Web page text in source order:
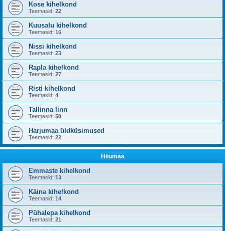
Kose kihelkond
Teemasid: 22
Kuusalu kihelkond
Teemasid: 16
Nissi kihelkond
Teemasid: 23
Rapla kihelkond
Teemasid: 27
Risti kihelkond
Teemasid: 4
Tallinna linn
Teemasid: 50
Harjumaa üldküsimused
Teemasid: 22
Hiiumaa
Emmaste kihelkond
Teemasid: 13
Käina kihelkond
Teemasid: 14
Pühalepa kihelkond
Teemasid: 21